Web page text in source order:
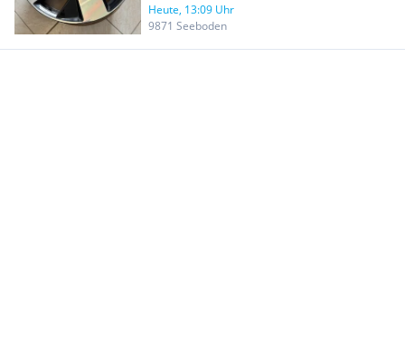
Heute, 13:09 Uhr
9871 Seeboden